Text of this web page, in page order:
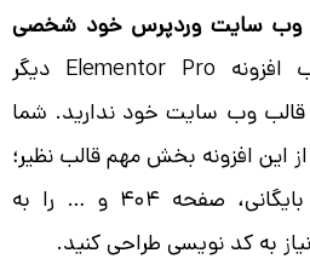
وب سایت وردپرس خود شخصی
با نصب افزونه Elementor Pro دیگر
وب سایت خود ندارید. شما
این افزونه بخش مهم قالب نظیر؛
هدر، فوتر، صفحات بایگانی، صفحه 404 و … را به
به کد نویسی طراحی کنید.